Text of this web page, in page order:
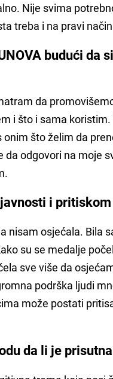
Nije svima
treba i na pravi
budući da
da
i što i sama
što želim da
odgovori na moje
i
nisam osjećala. Bila
su se medalje
sve više da
podrška ljudi
može postati
da li je